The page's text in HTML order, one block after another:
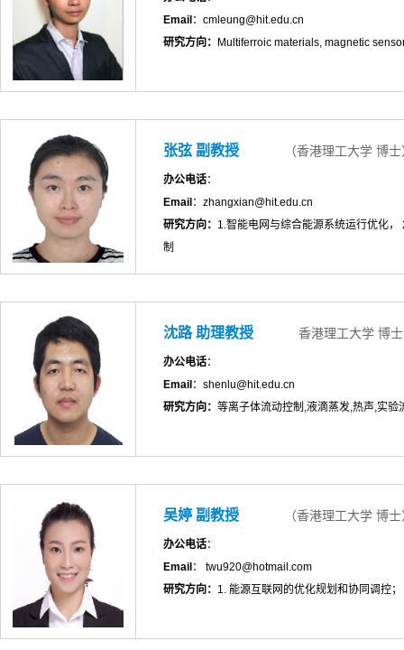
Email ：cmleung@hit.edu.cn
研究方向：
Multiferroic materials, magnetic
张弦 副教授 （香港理工大学 博
办公电话：
Email ：zhangxian@hit.edu.cn
研究方向： 1.智能电网与综合能源系统运行优化
制
沈路 助理教授 香港理工大学 博士
办公电话：
Email ：shenlu@hit.edu.cn
研究方向： 等离子体流动控制,液滴蒸发,热声,实验
吴婷 副教授 （香港理工大学 博
办公电话：
Email ： twu920@hotmail.com
研究方向： 1. 能源互联网的优化规划和协同调控